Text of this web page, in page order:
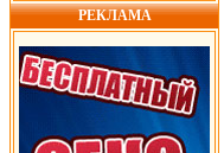
РЕКЛАМА